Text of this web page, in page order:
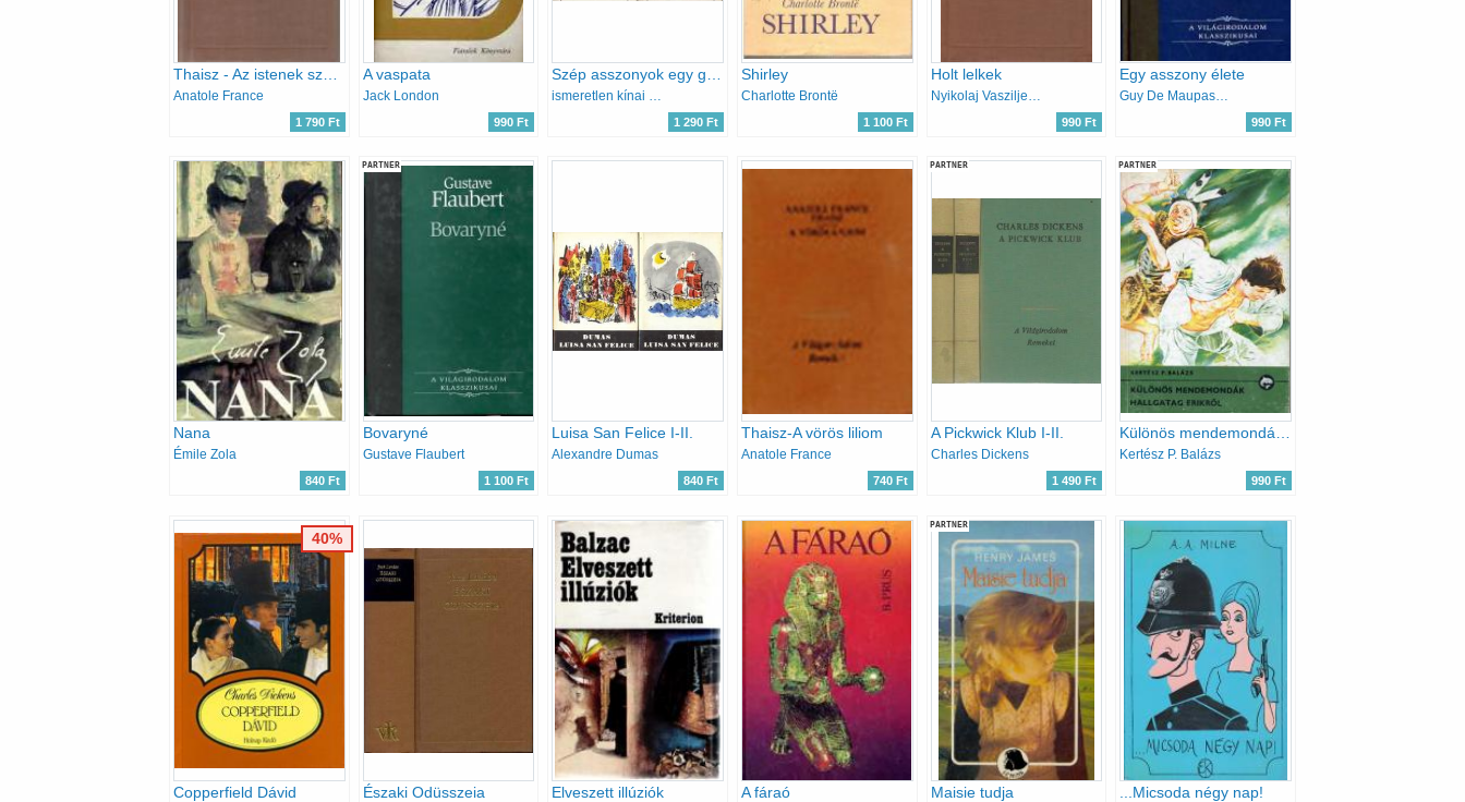
Anatole France
1 790 Ft
A vaspata
Jack London
990 Ft 1 290 Ft
Shirley
Charlotte Brontë
1 100 Ft
Holt lelkek
990 Ft
Egy asszony élete
990 Ft
Nana
Émile Zola
840 Ft
PARTNER
Bovaryné
Gustave Flaubert
1 100 Ft
Luisa San Felice I-II.
Alexandre Dumas
840 Ft
Thaisz-A vörös liliom
Anatole France
740 Ft
PARTNER
A Pickwick Klub I-II.
Charles Dickens
1 490 Ft
PARTNER
Különös mendemondák Hallgatag Erikről (Delfin könyvek)
Kertész P. Balázs
990 Ft
Copperfield Dávid
40%
Északi Odüsszeia Elveszett illúziók A fáraó
PARTNER
Maisie tudja ...Micsoda négy nap!